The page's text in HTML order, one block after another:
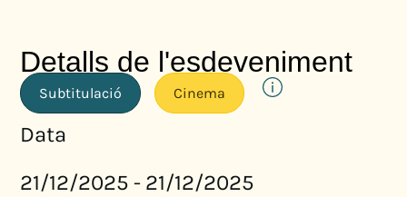
Detalls de l'esdeveniment
Subtitulació Cinema
Data
21/12/2025 - 21/12/2025